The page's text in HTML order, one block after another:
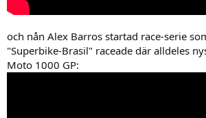
och nån Alex Barros startad race-serie
"Superbike-Brasil" raceade där alldeles
Moto 1000 GP: